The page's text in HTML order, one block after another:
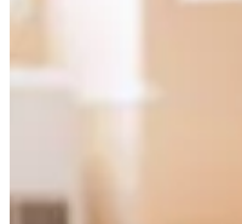
Auch wenn Prominente
nach der Geburt wieder
gute Idee. Der Körper
Die ersten sechs bis
man nicht umsonst das